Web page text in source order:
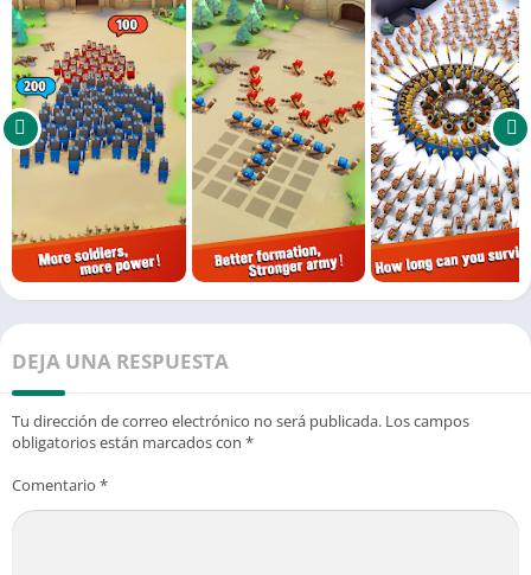
DEJA UNA RESPUESTA
Tu dirección de correo electrónico no será publicada. Los campos
obligatorios están marcados con *
Comentario *